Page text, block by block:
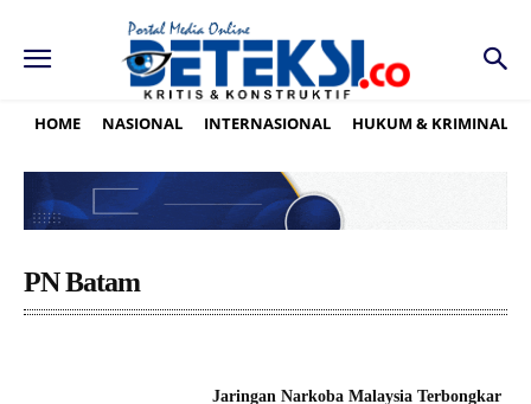
HOME NASIONAL INTERNASIONAL HUKUM & KRIMINAL
PN Batam
Jaringan Narkoba Malaysia Terbongkar